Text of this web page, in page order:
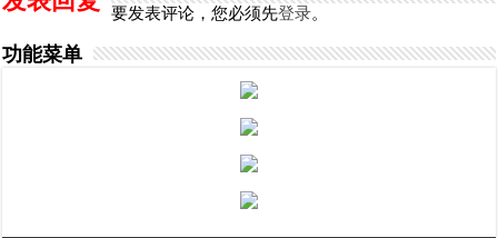
要发表评论，您必须先登录。
功能菜单